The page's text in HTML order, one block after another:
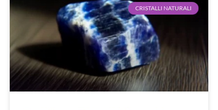
CRISTALLI NATURALI